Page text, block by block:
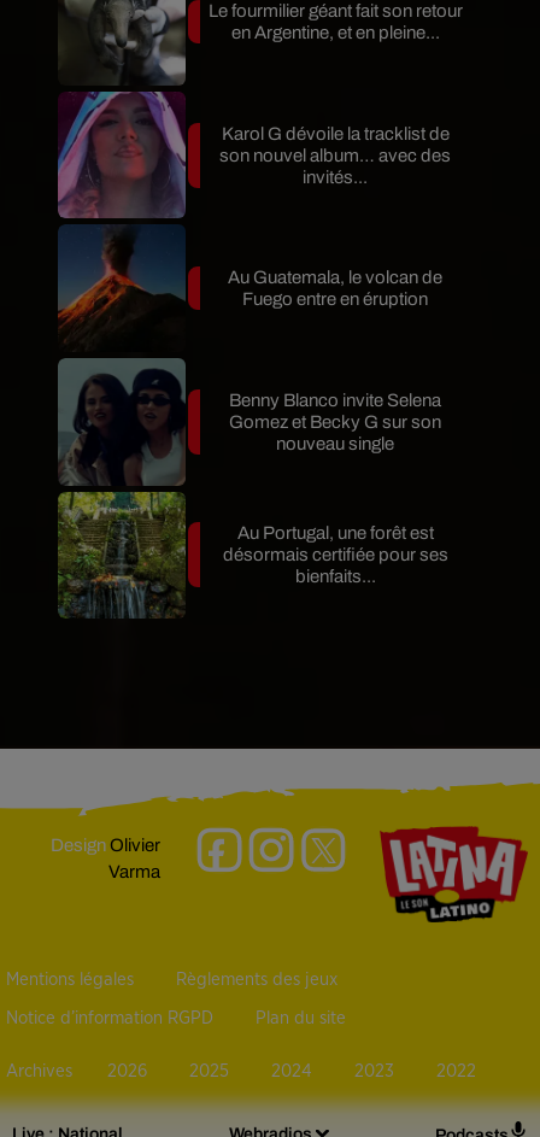
Le fourmilier géant fait son retour
en Argentine, et en pleine...
Karol G dévoile la tracklist de
son nouvel album… avec des
invités...
Au Guatemala, le volcan de
Fuego entre en éruption
Benny Blanco invite Selena
Gomez et Becky G sur son
nouveau single
Au Portugal, une forêt est
désormais certifiée pour ses
bienfaits...
DesignOlivier
Varma
Mentions légales Règlements des jeux
Notice d’information RGPD Plan du site
Archives 2026 2025 2024 2023 2022